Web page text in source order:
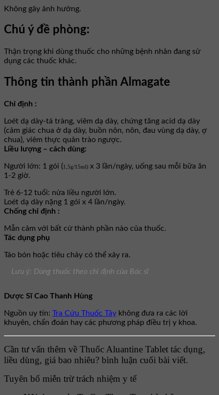
Không gây ảnh hưởng.
Chú ý đề phòng:
Thận trọng khi dùng thuốc cho những bệnh nhân đang sử
dụng các thuốc khác.
Thông tin thành phần Almagate
Chỉ định :
Loét dạ dày-tá tràng, viêm dạ dày, chứng tăng acid dạ dày
(cảm giác chua ở dạ dày, buồn nôn, nôn, đau vùng dạ dày, ợ
chua), viêm thực quản trào ngược.
Liều lượng – cách dùng:
Người lớn: 1 gói (1,5g/15ml) x 3 lần/ngày, uống sau mỗi bữa ăn
1-2 giờ.
Trẻ 6-12 tuổi: nửa liều người lớn.
Loét dạ dày nặng 1 gói x 4 lần/ngày.
Chống chỉ định :
Mẫn cảm với bất cứ thành phần nào của thuốc.
Tác dụng phụ
Táo bón hoặc tiêu chảy có thể xảy ra.
Lưu ý: Dùng thuốc theo chỉ định của Bác sĩ
Dược Sĩ Cao Thanh Hùng
Nguồn uy tín: Tra Cứu Thuốc Tây không đưa ra các lời
khuyên, chẩn đoán hay các phương pháp điều trị y khoa.
Cần tư vấn thêm về Thuốc Aluantine Tablet tác dụng,
liều dùng, giá bao nhiêu? bình luận cuối bài viết.
Tuyên bố miễn trừ trách nhiệm y tế